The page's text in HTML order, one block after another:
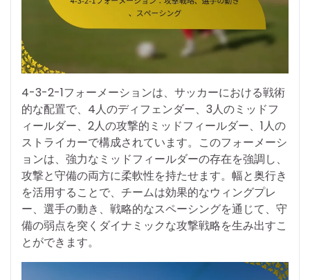
4-3-2-1フォーメーションは、サッカーにおける戦術
的な配置で、4人のディフェンダー、3人のミッドフ
ィールダー、2人の攻撃的ミッドフィールダー、1人の
ストライカーで構成されています。このフォーメーシ
ョンは、強力なミッドフィールダーの存在を強調し、
攻撃と守備の両方に柔軟性を持たせます。幅と奥行き
を活用することで、チームは効果的なウィングプレ
ー、選手の動き、戦略的なスペーシングを通じて、守
備の弱点を突くダイナミックな攻撃戦略を生み出すこ
とができます。